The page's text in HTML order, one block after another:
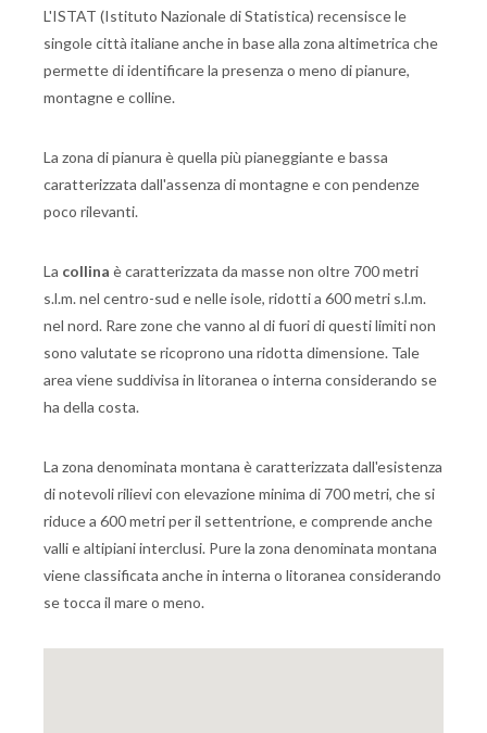
L'ISTAT (Istituto Nazionale di Statistica) recensisce le
singole città italiane anche in base alla zona altimetrica che
permette di identificare la presenza o meno di pianure,
montagne e colline.
La zona di pianura è quella più pianeggiante e bassa
caratterizzata dall'assenza di montagne e con pendenze
poco rilevanti.
La collina è caratterizzata da masse non oltre 700 metri
s.l.m. nel centro-sud e nelle isole, ridotti a 600 metri s.l.m.
nel nord. Rare zone che vanno al di fuori di questi limiti non
sono valutate se ricoprono una ridotta dimensione. Tale
area viene suddivisa in litoranea o interna considerando se
ha della costa.
La zona denominata montana è caratterizzata dall'esistenza
di notevoli rilievi con elevazione minima di 700 metri, che si
riduce a 600 metri per il settentrione, e comprende anche
valli e altipiani interclusi. Pure la zona denominata montana
viene classificata anche in interna o litoranea considerando
se tocca il mare o meno.